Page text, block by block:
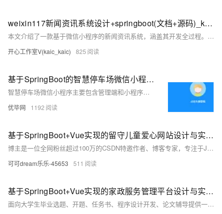
weixin117新闻资讯系统设计+springboot(文档+源码)_kaic
本文介绍了一款基于微信小程序的新闻资讯系统，涵盖其开发全过程。该系统采用Java的SSM框架进行后台管理开发，使用MySQL作为本地数据库，并借助微信开发者工具确保稳定性。管理员可通过个人中心、用户管理等功能模块实现高效管理，而用户则能注册登录并查看新闻与视频内容。系统设计注重可行性分析（技术、经济、操作），强调安全性与数据完整性，界面简洁易用，功能全面，极大提升了信息管理效率及用户体验。关键词包括基于微信小程序的新闻资讯系统、SSM框架和MYSQL数据库。
开心工作室V(kaic_kaic) 825
基于SpringBoot的智慧停车场微信小程序源码分享
智慧停车场微信小程序主要包含管理端和小程序端。管理端包括停车场管理，公告信息管理，用户信息管理，预定信息管理，用户反馈管理等功能。小程序端包括登录注册，预约停车位，停车导航，停车缴费，用户信息，车辆信息，钱包充值，意见反馈等功能。
优毕网 1192
基于SpringBoot+Vue实现的留守儿童爱心网站设计与实现（计算机毕设项目实战+源码+文档）
博主是一位全网粉丝超过100万的CSDN特邀作者、博客专家，专注于Java、Python、PHP等技术领域。提供SpringBoot、Vue、HTML、Uniapp、PHP、Python、NodeJS、爬虫、数据可视化等技术服务，涵盖免费选题、功能设计、开题报告、论文辅导、答辩PPT等。系统采用SpringBoot后端框架和Vue前端框架，确保高效开发与良好用户体验。所有代码由博主亲自开发，并提供全程录音录屏讲解服务，保障学习效果。欢迎点赞、收藏、关注、评论，获取更多精品案例源码。
可可dream乐乐-45653 511
基于SpringBoot+Vue实现的家政服务管理平台设计与实现（计算机毕设项目实战+源码+文档）
面向大学生毕业选题、开题、任务书、程序设计开发、论文辅导提供一站式服务。主要服务：程序设计开发、代码修改、成品部署、支持定制、论文辅导，助力毕设！